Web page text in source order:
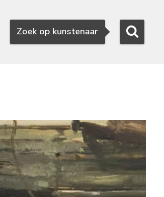
Zoeken
Zoek op kunstenaar